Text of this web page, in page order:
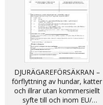
DJURÄGAREFÖRSÄKRAN –
förflyttning av hundar, katter
och illrar utan kommersiellt
syfte till och inom EU/